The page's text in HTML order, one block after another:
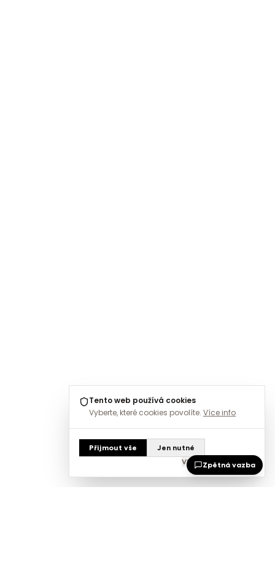
Tento web používá cookies
Vyberte, které cookies povolíte. Více info
Přijmout vše
Jen nutné
Vlastní nastavení
Zpětná vazba